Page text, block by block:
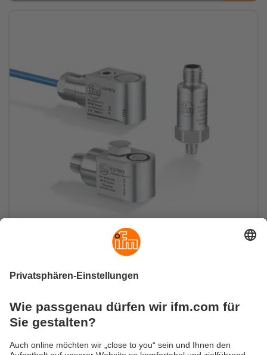
Beschleunigungssensoren erfassen
Piezoelektrischer Beschleunigungssensor mit
IEPE-Schnittstelle, robuster Bauform sowie
großem Messbereich bietet effiziente
Schwingungsdiagnose